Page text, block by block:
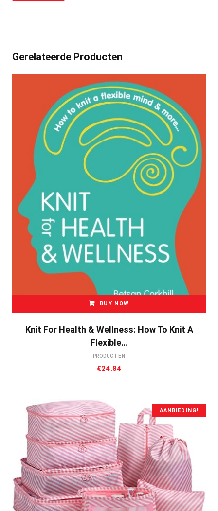
Gerelateerde Producten
BUY NOW
Knit For Health & Wellness: How To Knit A
Flexible…
PRODUCTEN
€24.84
AANBIEDING!